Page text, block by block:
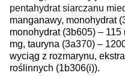
pentahydrat siarczanu
manganawy, monohydrat
monohydrat (3b605) – 115
mg, tauryna (3a370) –
wyciąg z rozmarynu,
roślinnych (1b306(i)).